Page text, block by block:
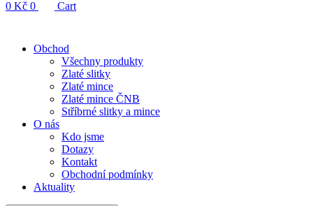
0 Kč 0 Cart
Obchod
Všechny produkty
Zlaté slitky
Zlaté mince
Zlaté mince ČNB
Stříbrné slitky a mince
O nás
Kdo jsme
Dotazy
Kontakt
Obchodní podmínky
Aktuality